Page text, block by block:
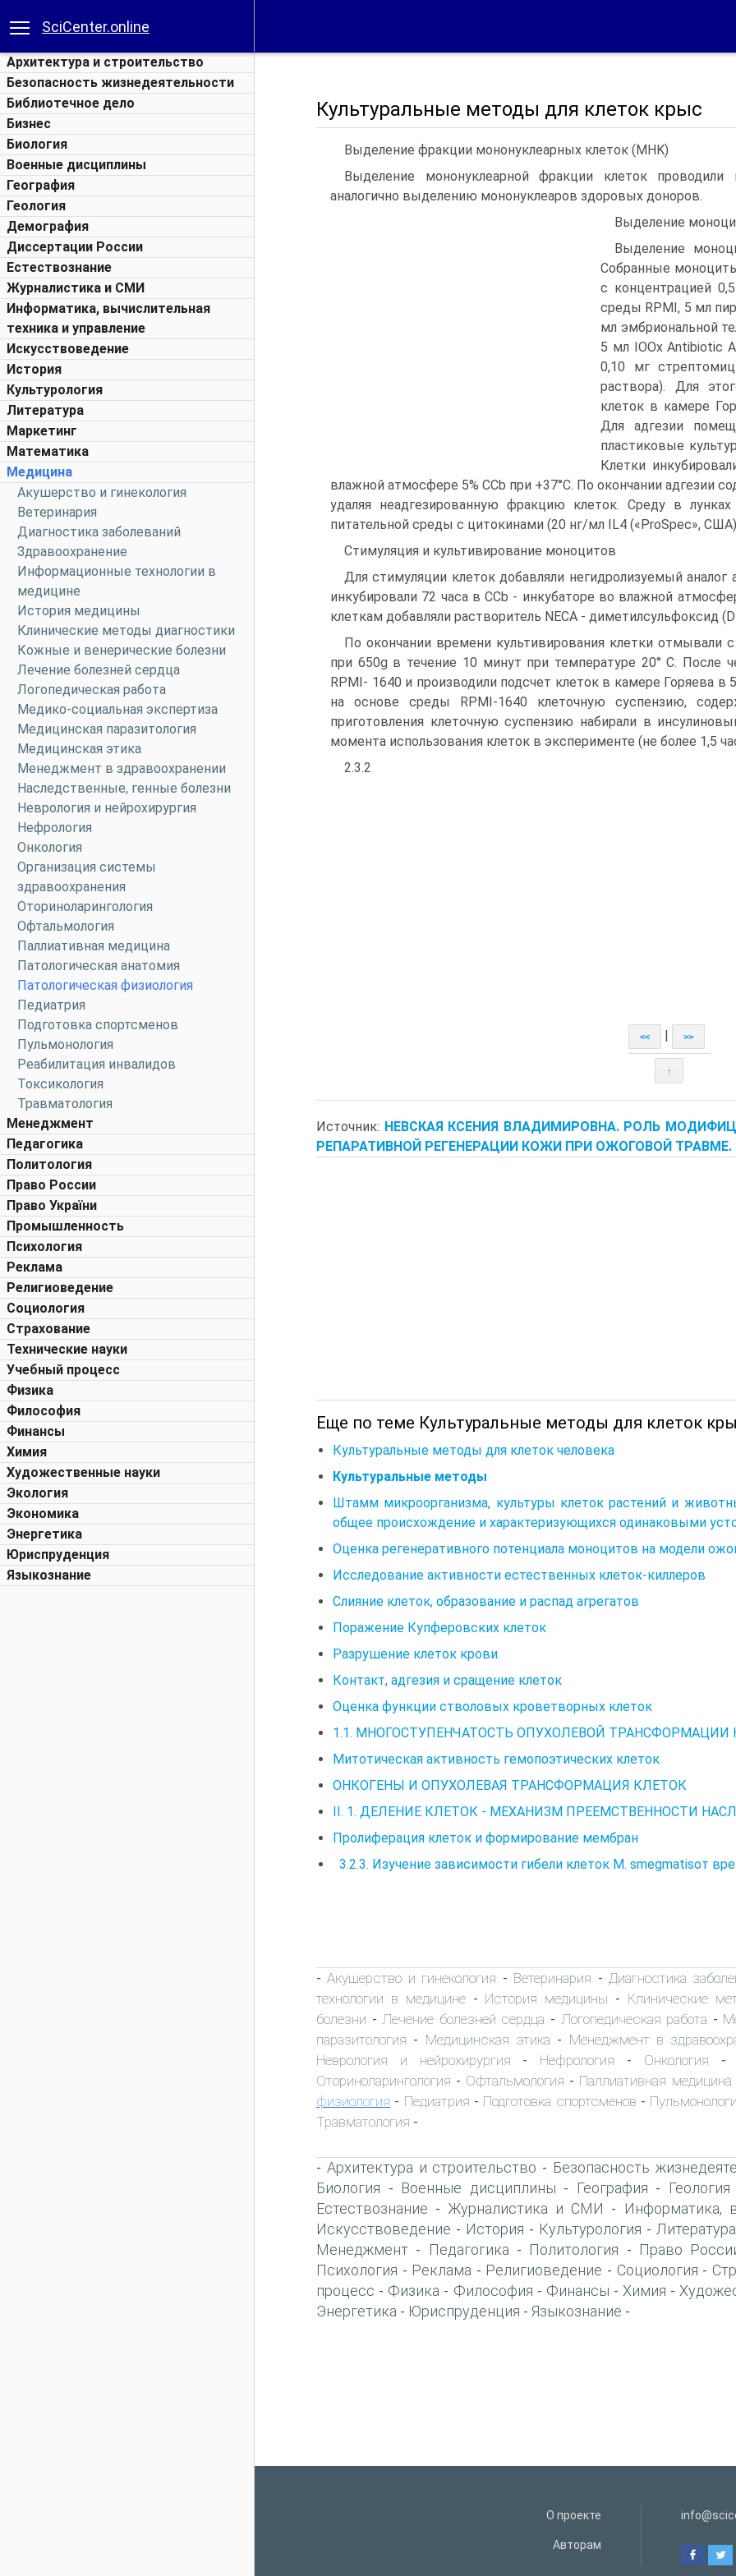
SciCenter.online
Архитектура и строительство
Безопасность жизнедеятельности
Библиотечное дело
Бизнес
Биология
Военные дисциплины
География
Геология
Демография
Диссертации России
Естествознание
Журналистика и СМИ
Информатика, вычислительная
техника и управление
Искусствоведение
История
Культурология
Литература
Маркетинг
Математика
Медицина
Акушерство и гинекология
Ветеринария
Диагностика заболеваний
Здравоохранение
Информационные технологии в
медицине
История медицины
Клинические методы диагностики
Кожные и венерические болезни
Лечение болезней сердца
Логопедическая работа
Медико-социальная экспертиза
Медицинская паразитология
Медицинская этика
Менеджмент в здравоохранении
Наследственные, генные болезни
Неврология и нейрохирургия
Нефрология
Онкология
Организация системы
здравоохранения
Оториноларингология
Офтальмология
Паллиативная медицина
Патологическая анатомия
Патологическая физиология
Педиатрия
Подготовка спортсменов
Пульмонология
Реабилитация инвалидов
Токсикология
Травматология
Менеджмент
Педагогика
Политология
Право России
Право України
Промышленность
Психология
Реклама
Религиоведение
Социология
Страхование
Технические науки
Учебный процесс
Физика
Философия
Финансы
Химия
Художественные науки
Экология
Экономика
Энергетика
Юриспруденция
Языкознание
Культуральные методы для клеток крыс
Выделение фракции мононуклеарных клеток (MHK)
Выделение мононуклеарной фракции клеток
аналогично выделению мононуклеаров здоровых доноров.
Выделение
Выделение
Собранные
с концентрацией
среды RPMI, 5 мл
мл эмбриональной
5 мл IOOx Antibiotic
0,10 мг
раствора). Для
клеток в камере
Для адгезии
пластиковые
Клетки
влажной атмосфере 5% CCb при +37°С. По окончании адгезии
удаляя неадгезированную фракцию клеток. Среду в
питательной среды с цитокинами (20 нг/мл IL4 («ProSpec»,
Стимуляция и культивирование моноцитов
Для стимуляции клеток добавляли негидролизуемый
инкубировали 72 часа в CCb - инкубаторе во влажной
клеткам добавляли растворитель NECA - диметилсульфоксид
По окончании времени культивирования клетки отмывали
при 650g в течение 10 минут при температуре 20° С. После
RPMI- 1640 и производили подсчет клеток в камере Горяева в
на основе среды RPMI-1640 клеточную суспензию,
приготовления клеточную суспензию набирали в
момента использования клеток в эксперименте (не более 1,5
2.3.2
<< >>
↑
Источник: НЕВСКАЯ КСЕНИЯ ВЛАДИМИРОВНА. РОЛЬ
РЕПАРАТИВНОЙ РЕГЕНЕРАЦИИ КОЖИ ПРИ ОЖОГОВОЙ ТРАВМЕ.
Еще по теме Культуральные методы для клеток
Культуральные методы для клеток человека
Культуральные методы
Штамм микроорганизма, культуры клеток растений и
общее происхождение и характеризующихся одинаковыми
Оценка регенеративного потенциала моноцитов на модели
Исследование активности естественных клеток-киллеров
Слияние клеток, образование и распад агрегатов
Поражение Купферовских клеток
Разрушение клеток крови.
Контакт, адгезия и сращение клеток
Оценка функции стволовых кроветворных клеток
1.1. МНОГОСТУПЕНЧАТОСТЬ ОПУХОЛЕВОЙ ТРАНСФОРМАЦИИ
Митотическая активность гемопоэтических клеток.
ОНКОГЕНЫ И ОПУХОЛЕВАЯ ТРАНСФОРМАЦИЯ КЛЕТОК
II. 1. ДЕЛЕНИЕ КЛЕТОК - МЕХАНИЗМ ПРЕЕМСТВЕННОСТИ
Пролиферация клеток и формирование мембран
3.2.3. Изучение зависимости гибели клеток М. smegmatisот
-Акушерство и гинекология - Ветеринария - Диагностика
технологии в медицине- История медицины - Клинические
болезни - Лечение болезней сердца - Логопедическая работа -
паразитология - Медицинская этика - Менеджмент в
Неврология и нейрохирургия - Нефрология - Онкология -
Оториноларингология - Офтальмология - Паллиативная медицина
физиология - Педиатрия - Подготовка спортсменов -
Травматология -
- Архитектура и строительство - Безопасность
Биология - Военные дисциплины - География - Геология
Естествознание - Журналистика и СМИ - Информатика,
Искусствоведение - История - Культурология - Литература
Менеджмент - Педагогика - Политология - Право
Психология - Реклама - Религиоведение - Социология -
процесс - Физика - Философия - Финансы - Химия -
Энергетика - Юриспруденция - Языкознание -
О проекте
Авторам